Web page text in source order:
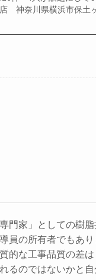
神奈川県横浜市保土
門家」としての樹
員の所有者でもあり
的な工事品質の差
るのではないかと自